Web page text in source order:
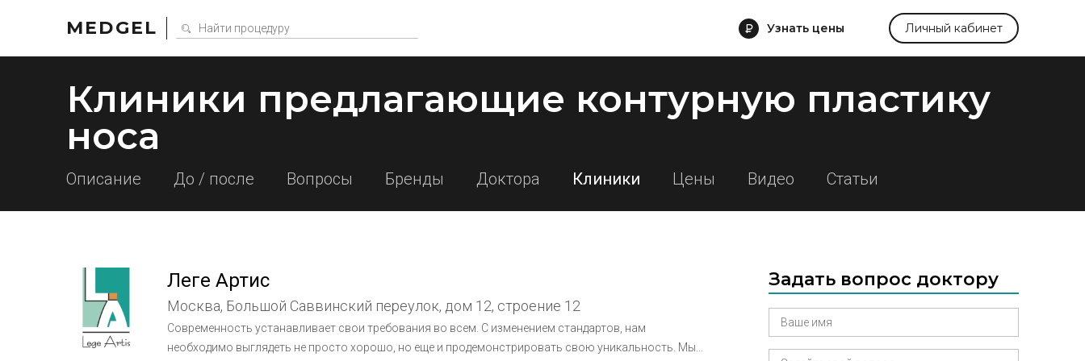
MEDGEL Узнать цены Личный кабинет
Клиники предлагающие контурную пластику
носа
Описание До / после Вопросы Бренды Доктора Клиники Цены Видео Статьи
Леге Артис
Москва, Большой Саввинский переулок, дом 12, строение 12
Современность устанавливает свои требования во всем. С изменением стандартов, нам
необходимо выглядеть не просто хорошо, но еще и продемонстрировать свою уникальность. Мы
Задать вопрос доктору